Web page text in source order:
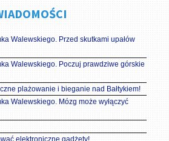
Walewskiego. Przed skutkami upałów
Walewskiego. Poczuj prawdziwe górskie
plażowanie i bieganie nad Bałtykiem!
Walewskiego. Mózg może wyłączyć
elektroniczne gadżety!